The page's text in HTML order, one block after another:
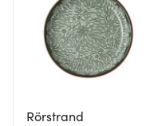
Rörstrand